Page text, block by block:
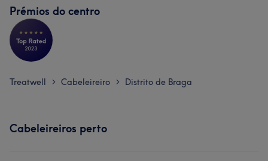
Prémios do centro
Treatwell > Cabeleireiro > Distrito de Braga
Cabeleireiros perto